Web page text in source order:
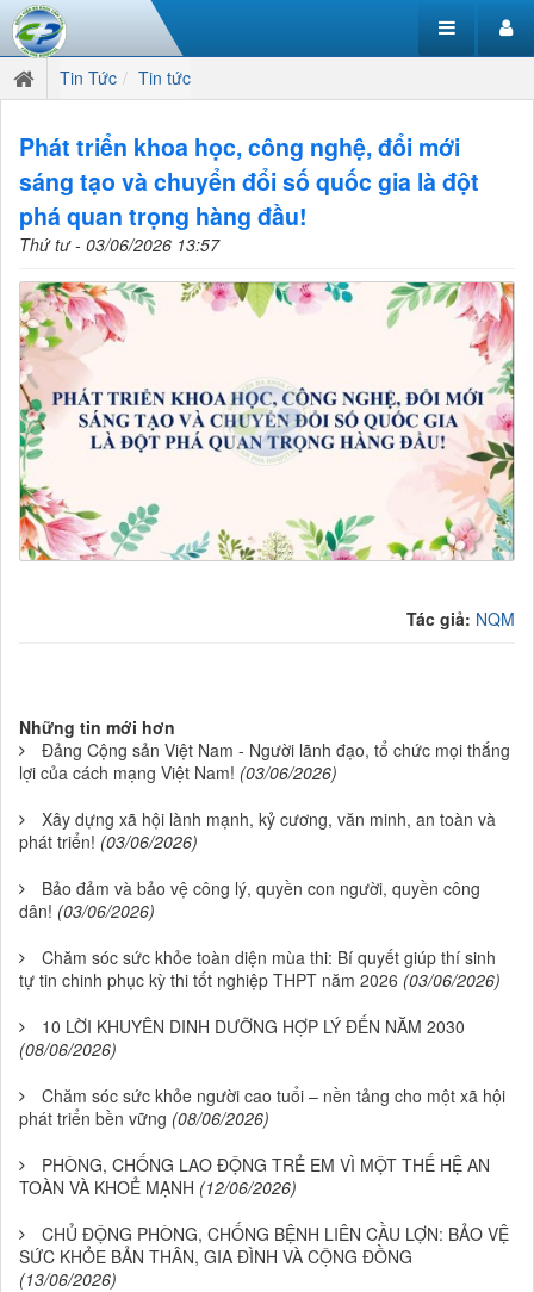
Tin Tức Tin tức
Phát triển khoa học, công nghệ, đổi mới
sáng tạo và chuyển đổi số quốc gia là đột
phá quan trọng hàng đầu!
Thứ tư - 03/06/2026 13:57
Tác giả: NQM
Những tin mới hơn
Đảng Cộng sản Việt Nam - Người lãnh đạo, tổ chức mọi thắng
lợi của cách mạng Việt Nam! (03/06/2026)
Xây dựng xã hội lành mạnh, kỷ cương, văn minh, an toàn và
phát triển! (03/06/2026)
Bảo đảm và bảo vệ công lý, quyền con người, quyền công
dân! (03/06/2026)
Chăm sóc sức khỏe toàn diện mùa thi: Bí quyết giúp thí sinh
tự tin chinh phục kỳ thi tốt nghiệp THPT năm 2026 (03/06/2026)
10 LỜI KHUYÊN DINH DƯỠNG HỢP LÝ ĐẾN NĂM 2030
(08/06/2026)
Chăm sóc sức khỏe người cao tuổi – nền tảng cho một xã hội
phát triển bền vững (08/06/2026)
PHÒNG, CHỐNG LAO ĐỘNG TRẺ EM VÌ MỘT THẾ HỆ AN
TOÀN VÀ KHOẺ MẠNH (12/06/2026)
CHỦ ĐỘNG PHÒNG, CHỐNG BỆNH LIÊN CẦU LỢN: BẢO VỆ
SỨC KHỎE BẢN THÂN, GIA ĐÌNH VÀ CỘNG ĐỒNG
(13/06/2026)